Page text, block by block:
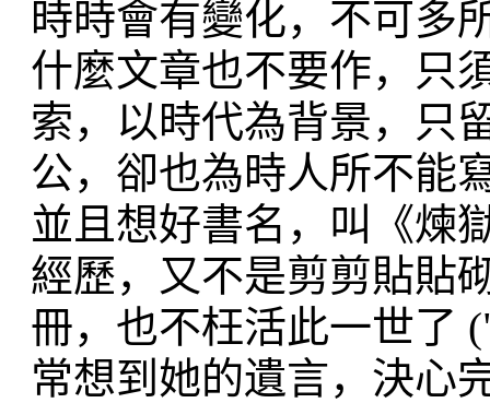
時時會有變化，不可多
什麼文章也不要作，只
索，以時代為背景，只
公，卻也為時人所不能
並且想好書名，叫《煉
經歷，又不是剪剪貼貼
冊，也不枉活此一世了
常想到她的遺言，決心